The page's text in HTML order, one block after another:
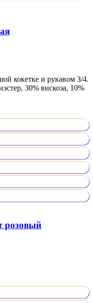
кокетке и рукавом 3/4.
30% вискоза, 10%
розовый